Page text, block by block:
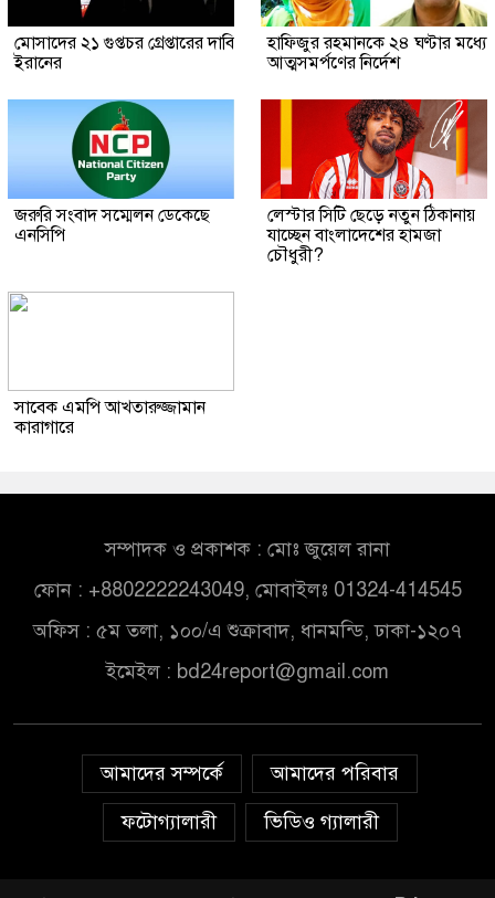
মোসাদের ২১ গুপ্তচর গ্রেপ্তারের দাবি
ইরানের
হাফিজুর রহমানকে ২৪ ঘণ্টার মধ্যে
আত্মসমর্পণের নির্দেশ
জরুরি সংবাদ সম্মেলন ডেকেছে
এনসিপি
লেস্টার সিটি ছেড়ে নতুন ঠিকানায়
যাচ্ছেন বাংলাদেশের হামজা
চৌধুরী?
সাবেক এমপি আখতারুজ্জামান
কারাগারে
সম্পাদক ও প্রকাশক : মোঃ জুয়েল রানা
ফোন : +8802222243049, মোবাইলঃ 01324-414545
অফিস : ৫ম তলা, ১০০/এ শুক্রাবাদ, ধানমন্ডি, ঢাকা-১২০৭
ইমেইল : bd24report@gmail.com
আমাদের সম্পর্কে
আমাদের পরিবার
ফটোগ্যালারী
ভিডিও গ্যালারী